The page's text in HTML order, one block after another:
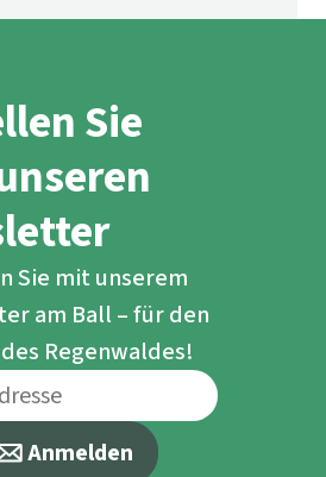
Sie
Sie mit unserem
am Ball – für den
Regenwaldes!
Anmelden